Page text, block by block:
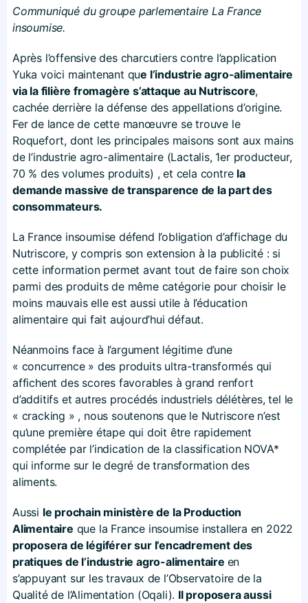
Communiqué du groupe parlementaire La France
insoumise.
Après l’offensive des charcutiers contre l’application
Yuka voici maintenant que l’industrie agro-alimentaire
via la filière fromagère s’attaque au Nutriscore,
cachée derrière la défense des appellations d’origine.
Fer de lance de cette manœuvre se trouve le
Roquefort, dont les principales maisons sont aux mains
de l’industrie agro-alimentaire (Lactalis, 1er producteur,
70 % des volumes produits) , et cela contre la
demande massive de transparence de la part des
consommateurs.
La France insoumise défend l’obligation d’affichage du
Nutriscore, y compris son extension à la publicité : si
cette information permet avant tout de faire son choix
parmi des produits de même catégorie pour choisir le
moins mauvais elle est aussi utile à l’éducation
alimentaire qui fait aujourd’hui défaut.
Néanmoins face à l’argument légitime d’une
« concurrence » des produits ultra-transformés qui
affichent des scores favorables à grand renfort
d’additifs et autres procédés industriels délétères, tel le
« cracking » , nous soutenons que le Nutriscore n’est
qu’une première étape qui doit être rapidement
complétée par l’indication de la classification NOVA*
qui informe sur le degré de transformation des
aliments.
Aussi le prochain ministère de la Production
Alimentaire que la France insoumise installera en 2022
proposera de légiférer sur l’encadrement des
pratiques de l’industrie agro-alimentaire en
s’appuyant sur les travaux de l’Observatoire de la
Qualité de l’Alimentation (Oqali). Il proposera aussi